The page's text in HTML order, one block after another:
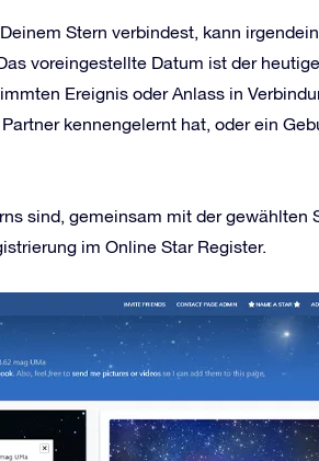
Stern verbindest, kann
voreingestellte Datum ist der
Ereignis oder Anlass in
kennengelernt hat, oder ein
sind, gemeinsam mit der gewählten
im Online Star Register.